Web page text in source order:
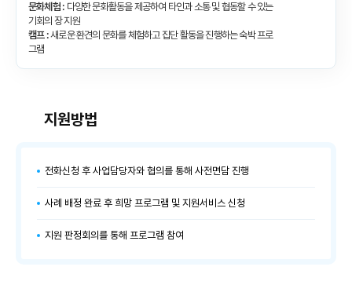
문화체험 : 다양한 문화활동을 제공하여 타인과 소통 및 협동할 수 있는
기회의 장 지원
캠프 :새로운 환견의 문화를 체험하고 집단 활동을 진행하는 숙박 프로
그램
지원방법
전화신청 후 사업담당자와 협의를 통해 사전면담 진행
사례 배정 완료 후 희망 프로그램 및 지원서비스 신청
지원 판정회의를 통해 프로그램 참여